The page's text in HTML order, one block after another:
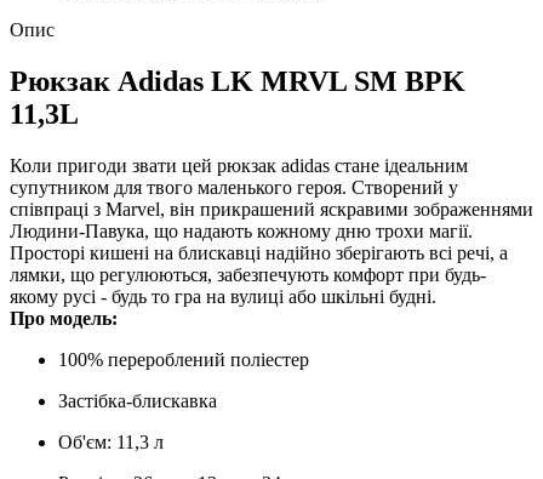
Опис
Рюкзак Adidas LK MRVL SM BPK
11,3L
Коли пригоди звати цей рюкзак adidas стане ідеальним
супутником для твого маленького героя. Створений у
співпраці з Marvel, він прикрашений яскравими зображеннями
Людини-Павука, що надають кожному дню трохи магії.
Просторі кишені на блискавці надійно зберігають всі речі, а
лямки, що регулюються, забезпечують комфорт при будь-
якому русі - будь то гра на вулиці або шкільні будні.
Про модель:
100% перероблений поліестер
Застібка-блискавка
Об'єм: 11,3 л